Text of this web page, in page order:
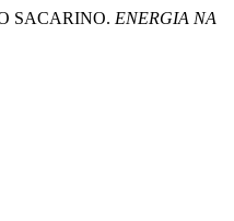
SACARINO. ENERGIA NA